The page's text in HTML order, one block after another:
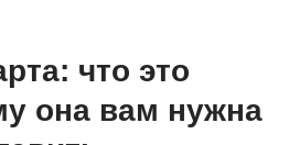
что это
она вам нужна